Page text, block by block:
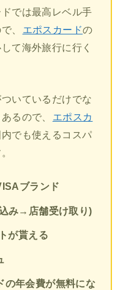
では最高レベル手
、
エポスカードの
て海外旅行に行く
いているだけでな
るので、
エポスカ
でも使えるコスパ
ブランド
み→店舗受け取り)
が貰える
の年会費が無料にな